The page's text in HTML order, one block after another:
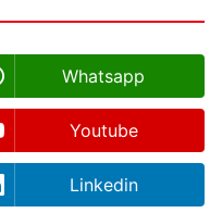
Whatsapp
Youtube
Linkedin